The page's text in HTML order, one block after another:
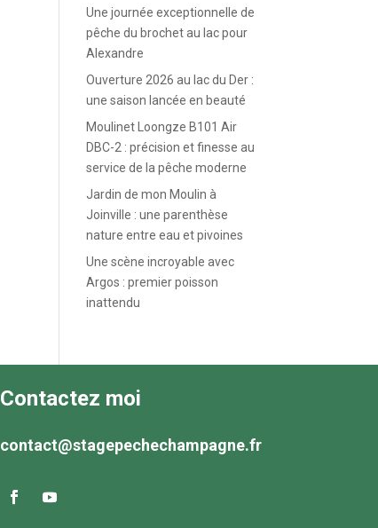
Une journée exceptionnelle de
pêche du brochet au lac pour
Alexandre
Ouverture 2026 au lac du Der :
une saison lancée en beauté
Moulinet Loongze B101 Air
DBC-2 : précision et finesse au
service de la pêche moderne
Jardin de mon Moulin à
Joinville : une parenthèse
nature entre eau et pivoines
Une scène incroyable avec
Argos : premier poisson
inattendu
Contactez moi
contact@stagepechechampagne.fr